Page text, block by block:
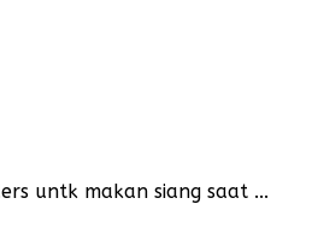
untk makan siang saat ...